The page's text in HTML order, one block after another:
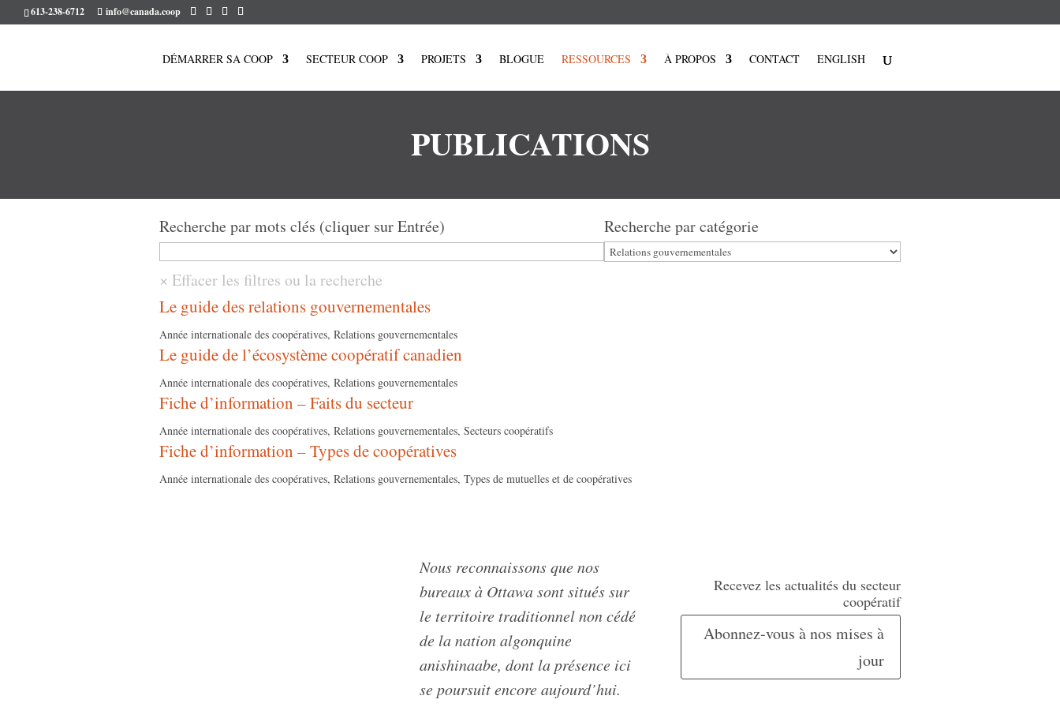
613-238-6712 info@canada.coop
DÉMARRER SA COOP SECTEUR COOP PROJETS BLOGUE RESSOURCES À PROPOS CONTACT ENGLISH
PUBLICATIONS
Recherche par mots clés (cliquer sur Entrée) Recherche par catégorie
Le guide des relations gouvernementales
Année internationale des coopératives, Relations gouvernementales
Le guide de l’écosystème coopératif canadien
Année internationale des coopératives, Relations gouvernementales
Fiche d’information – Faits du secteur
Année internationale des coopératives, Relations gouvernementales, Secteurs coopératifs
Fiche d’information – Types de coopératives
Année internationale des coopératives, Relations gouvernementales, Types de mutuelles et de coopératives
Nous reconnaissons que nos
bureaux à Ottawa sont situés sur
le territoire traditionnel non cédé
de la nation algonquine
anishinaabe, dont la présence ici
se poursuit encore aujourd’hui.
Recevez les actualités du secteur
coopératif
Abonnez-vous à nos mises à
jour